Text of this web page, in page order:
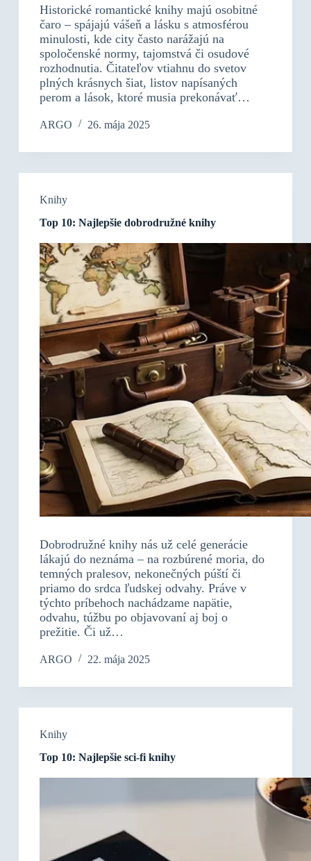
Historické romantické knihy majú osobitné
čaro – spájajú vášeň a lásku s atmosférou
minulosti, kde city často narážajú na
spoločenské normy, tajomstvá či osudové
rozhodnutia. Čitateľov vtiahnu do svetov
plných krásnych šiat, listov napísaných
perom a lások, ktoré musia prekonávať…
ARGO 26. mája 2025
Knihy
Top 10: Najlepšie dobrodružné knihy
Dobrodružné knihy nás už celé generácie
lákajú do neznáma – na rozbúrené moria, do
temných pralesov, nekonečných púští či
priamo do srdca ľudskej odvahy. Práve v
týchto príbehoch nachádzame napätie,
odvahu, túžbu po objavovaní aj boj o
prežitie. Či už…
ARGO 22. mája 2025
Knihy
Top 10: Najlepšie sci-fi knihy